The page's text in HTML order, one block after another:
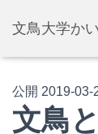
文鳥大学か
公開 2019-03-
文鳥